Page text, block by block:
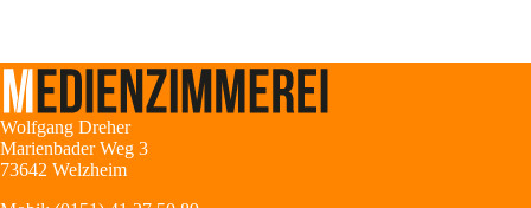
Wolfgang Dreher
Marienbader Weg 3
73642 Welzheim